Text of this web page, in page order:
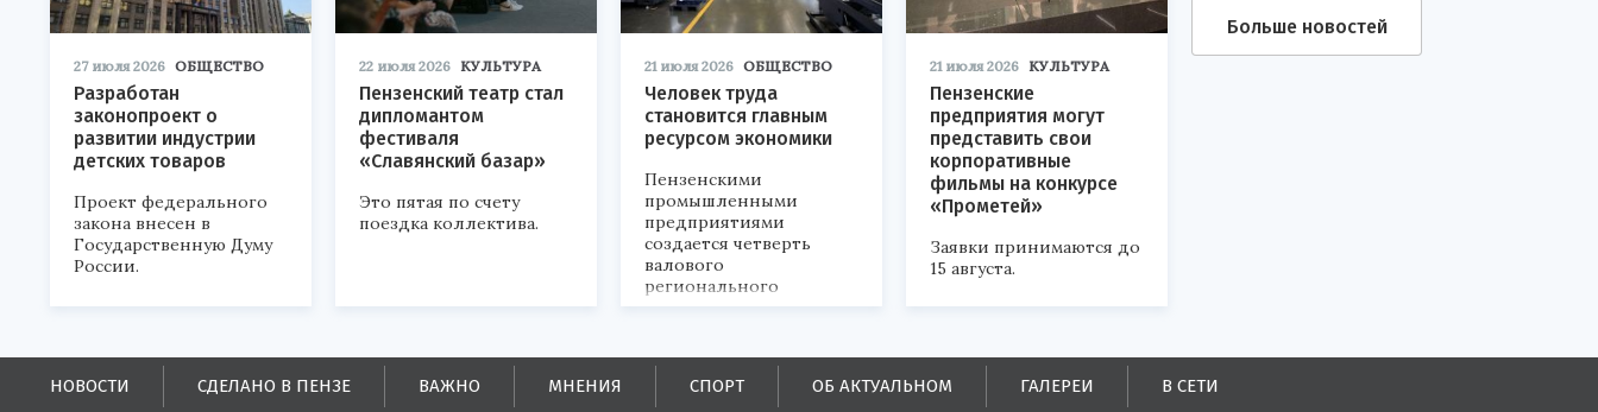
27 июля 2026 ОБЩЕСТВО
Разработан
законопроект о
развитии индустрии
детских товаров
Проект федерального
закона внесен в
Государственную Думу
России.
22 июля 2026 КУЛЬТУРА
Пензенский театр стал
дипломантом
фестиваля
«Славянский базар»
Это пятая по счету
поездка коллектива.
21 июля 2026 ОБЩЕСТВО
Человек труда
становится главным
ресурсом экономики
Пензенскими
промышленными
предприятиями
создается четверть
валового
регионального
продукта и
поступлений в
бюджеты всех уровней.
21 июля 2026 КУЛЬТУРА
Пензенские
предприятия могут
представить свои
корпоративные
фильмы на конкурсе
«Прометей»
Заявки принимаются до
15 августа.
Больше новостей
НОВОСТИ СДЕЛАНО В ПЕНЗЕ ВАЖНО МНЕНИЯ СПОРТ ОБ АКТУАЛЬНОМ ГАЛЕРЕИ В СЕТИ